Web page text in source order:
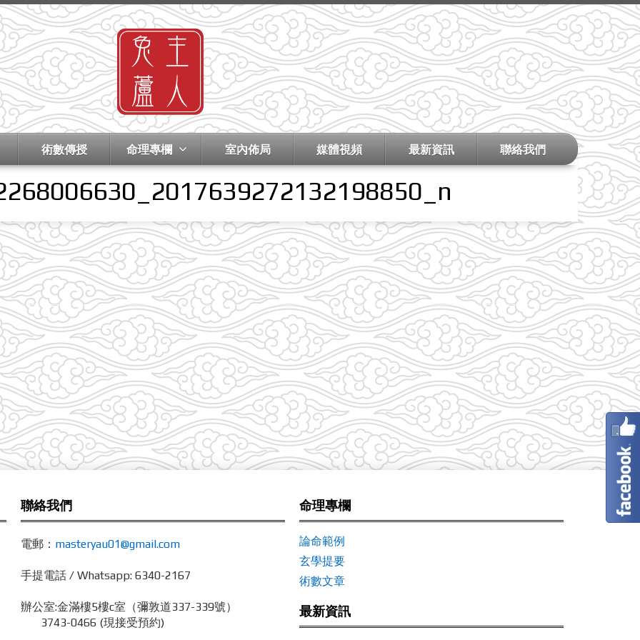
術數傳授 命理專欄 室內佈局 媒體視頻 最新資訊 聯絡我們
聯絡我們
電郵： masteryau01@gmail.com
手提電話 / Whatsapp: 6340-2167
辦公室:金滿樓5樓c室（彌敦道337-339號）
3743-0466 (現接受預約)
命理專欄
論命範例
玄學提要
術數文章
最新資訊